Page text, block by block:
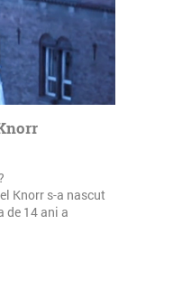
Knorr s-a nascut
de 14 ani a